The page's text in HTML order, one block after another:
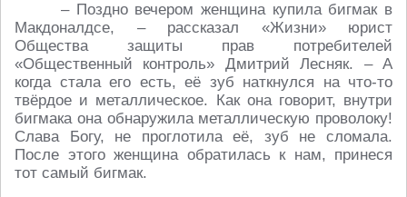
– Поздно вечером женщина купила бигмак в
Макдоналдсе, – рассказал «Жизни» юрист
Общества защиты прав потребителей
«Общественный контроль» Дмитрий Лесняк. – А
когда стала его есть, её зуб наткнулся на что-то
твёрдое и металлическое. Как она говорит, внутри
бигмака она обнаружила металлическую проволоку!
Слава Богу, не проглотила её, зуб не сломала.
После этого женщина обратилась к нам, принеся
тот самый бигмак.